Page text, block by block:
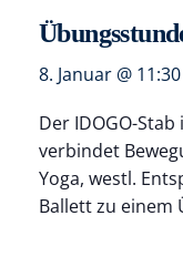
8. Januar @ 11:30
Der IDOGO-
verbindet
Yoga, westl.
Ballett zu einem